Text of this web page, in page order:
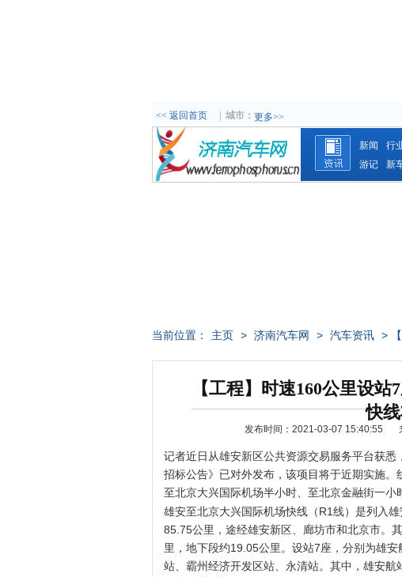
<< 返回首页 城市： 更多>>
资讯
新闻 行
游记
新
当前位置： 主页 > 济南汽车网 > 汽车资讯 >
【工程】时速160公里设
快
发布时间：2021-03-07 15:40:55
记者近日从雄安新区公共资源交易服务平台获
招标公告》已对外发布，该项目将于近期实施
至北京大兴国际机场半小时、至北京金融街一小
雄安至北京大兴国际机场快线（R1线）是列入
85.75公里，途经雄安新区、廊坊市和北京市。
里，地下段约19.05公里。设站7座，分别为雄
站、霸州经济开发区站、永清站。其中，雄安